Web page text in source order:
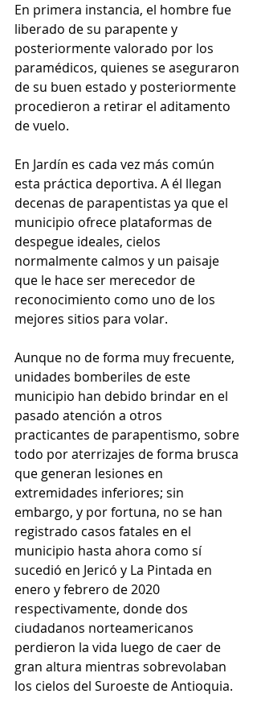
En primera instancia, el hombre fue
liberado de su parapente y
posteriormente valorado por los
paramédicos, quienes se aseguraron
de su buen estado y posteriormente
procedieron a retirar el aditamento
de vuelo.
En Jardín es cada vez más común
esta práctica deportiva. A él llegan
decenas de parapentistas ya que el
municipio ofrece plataformas de
despegue ideales, cielos
normalmente calmos y un paisaje
que le hace ser merecedor de
reconocimiento como uno de los
mejores sitios para volar.
Aunque no de forma muy frecuente,
unidades bomberiles de este
municipio han debido brindar en el
pasado atención a otros
practicantes de parapentismo, sobre
todo por aterrizajes de forma brusca
que generan lesiones en
extremidades inferiores; sin
embargo, y por fortuna, no se han
registrado casos fatales en el
municipio hasta ahora como sí
sucedió en Jericó y La Pintada en
enero y febrero de 2020
respectivamente, donde dos
ciudadanos norteamericanos
perdieron la vida luego de caer de
gran altura mientras sobrevolaban
los cielos del Suroeste de Antioquia.